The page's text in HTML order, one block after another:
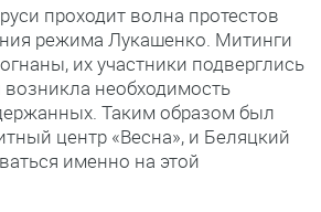
проходит волна протестов
режима Лукашенко. Митинги
их участники подверглись
необходимость
Таким образом был
центр «Весна», и Беляцкий
именно на этой